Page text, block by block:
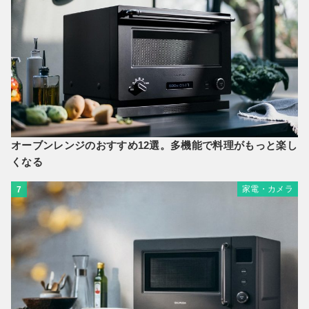
オーブンレンジのおすすめ12選。多機能で料理がもっと楽し
くなる
7 家電・カメラ